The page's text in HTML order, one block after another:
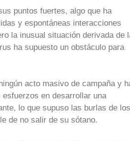
puntos fuertes, algo que ha
y espontáneas interacciones
la inusual situación derivada de
ha supuesto un obstáculo para
acto masivo de campaña y
en desarrollar una
lo que supuso las burlas de los
de no salir de su sótano.